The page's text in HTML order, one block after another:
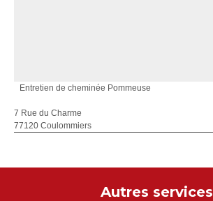
Entretien de cheminée Pommeuse
7 Rue du Charme
77120 Coulommiers
Autres services